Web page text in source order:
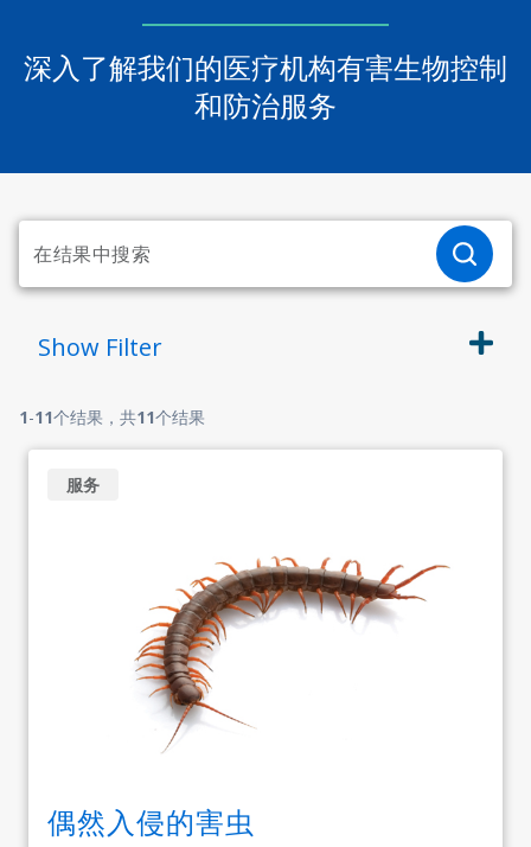
深入了解我们的医疗机构有害生物控制
和防治服务
Show Filter
1-11个结果，共11个结果
偶然入侵的害虫
服务